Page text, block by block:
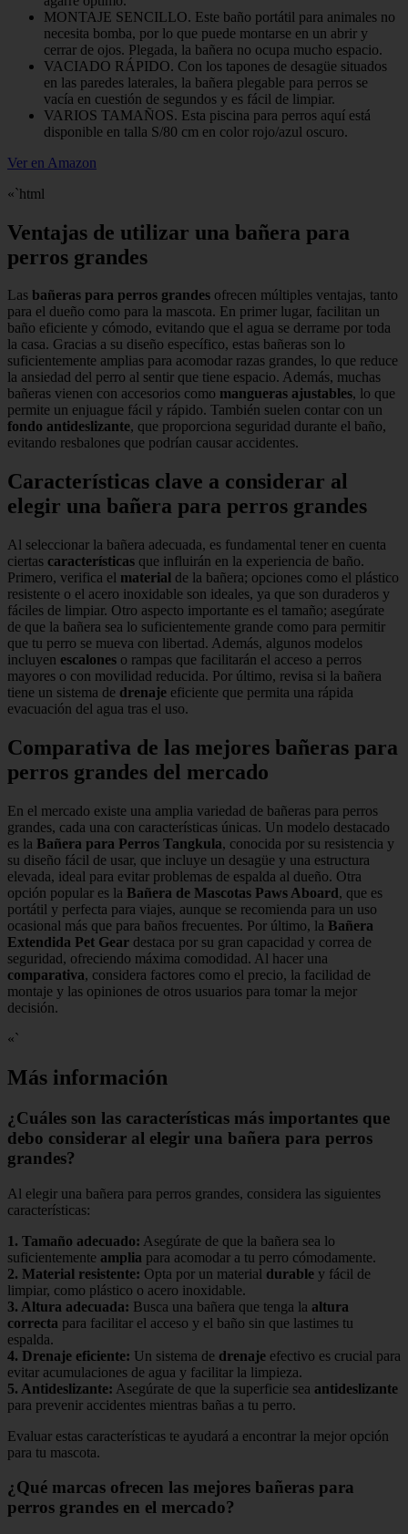
MONTAJE SENCILLO. Este baño portátil para animales no
necesita bomba, por lo que puede montarse en un abrir y
cerrar de ojos. Plegada, la bañera no ocupa mucho espacio.
VACIADO RÁPIDO. Con los tapones de desagüe situados
en las paredes laterales, la bañera plegable para perros se
vacía en cuestión de segundos y es fácil de limpiar.
VARIOS TAMAÑOS. Esta piscina para perros aquí está
disponible en talla S/80 cm en color rojo/azul oscuro.
Ver en Amazon
«`html
Ventajas de utilizar una bañera para
perros grandes
Las bañeras para perros grandes ofrecen múltiples ventajas, tanto
para el dueño como para la mascota. En primer lugar, facilitan un
baño eficiente y cómodo, evitando que el agua se derrame por toda
la casa. Gracias a su diseño específico, estas bañeras son lo
suficientemente amplias para acomodar razas grandes, lo que reduce
la ansiedad del perro al sentir que tiene espacio. Además, muchas
bañeras vienen con accesorios como mangueras ajustables, lo que
permite un enjuague fácil y rápido. También suelen contar con un
fondo antideslizante, que proporciona seguridad durante el baño,
evitando resbalones que podrían causar accidentes.
Características clave a considerar al
elegir una bañera para perros grandes
Al seleccionar la bañera adecuada, es fundamental tener en cuenta
ciertas características que influirán en la experiencia de baño.
Primero, verifica el material de la bañera; opciones como el plástico
resistente o el acero inoxidable son ideales, ya que son duraderos y
fáciles de limpiar. Otro aspecto importante es el tamaño; asegúrate
de que la bañera sea lo suficientemente grande como para permitir
que tu perro se mueva con libertad. Además, algunos modelos
incluyen escalones o rampas que facilitarán el acceso a perros
mayores o con movilidad reducida. Por último, revisa si la bañera
tiene un sistema de drenaje eficiente que permita una rápida
evacuación del agua tras el uso.
Comparativa de las mejores bañeras para
perros grandes del mercado
En el mercado existe una amplia variedad de bañeras para perros
grandes, cada una con características únicas. Un modelo destacado
es la Bañera para Perros Tangkula, conocida por su resistencia y
su diseño fácil de usar, que incluye un desagüe y una estructura
elevada, ideal para evitar problemas de espalda al dueño. Otra
opción popular es la Bañera de Mascotas Paws Aboard, que es
portátil y perfecta para viajes, aunque se recomienda para un uso
ocasional más que para baños frecuentes. Por último, la Bañera
Extendida Pet Gear destaca por su gran capacidad y correa de
seguridad, ofreciendo máxima comodidad. Al hacer una
comparativa, considera factores como el precio, la facilidad de
montaje y las opiniones de otros usuarios para tomar la mejor
decisión.
«`
Más información
¿Cuáles son las características más importantes que
debo considerar al elegir una bañera para perros
grandes?
Al elegir una bañera para perros grandes, considera las siguientes
características:
1. Tamaño adecuado: Asegúrate de que la bañera sea lo
suficientemente amplia para acomodar a tu perro cómodamente.
2. Material resistente: Opta por un material durable y fácil de
limpiar, como plástico o acero inoxidable.
3. Altura adecuada: Busca una bañera que tenga la altura
correcta para facilitar el acceso y el baño sin que lastimes tu
espalda.
4. Drenaje eficiente: Un sistema de drenaje efectivo es crucial para
evitar acumulaciones de agua y facilitar la limpieza.
5. Antideslizante: Asegúrate de que la superficie sea antideslizante
para prevenir accidentes mientras bañas a tu perro.
Evaluar estas características te ayudará a encontrar la mejor opción
para tu mascota.
¿Qué marcas ofrecen las mejores bañeras para
perros grandes en el mercado?